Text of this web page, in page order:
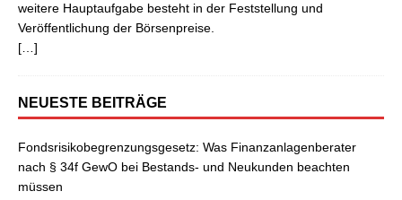
weitere Hauptaufgabe besteht in der Feststellung und
Veröffentlichung der Börsenpreise.
[…]
NEUESTE BEITRÄGE
Fondsrisikobegrenzungsgesetz: Was Finanzanlagenberater
nach § 34f GewO bei Bestands- und Neukunden beachten
müssen